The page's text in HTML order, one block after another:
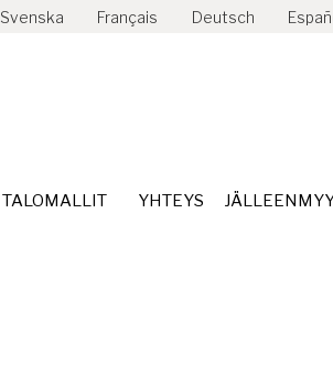
Svenska Français Deutsch
TALOMALLIT YHTEYS